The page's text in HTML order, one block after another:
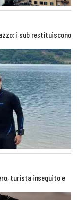
i sub restituiscono
turista inseguito e